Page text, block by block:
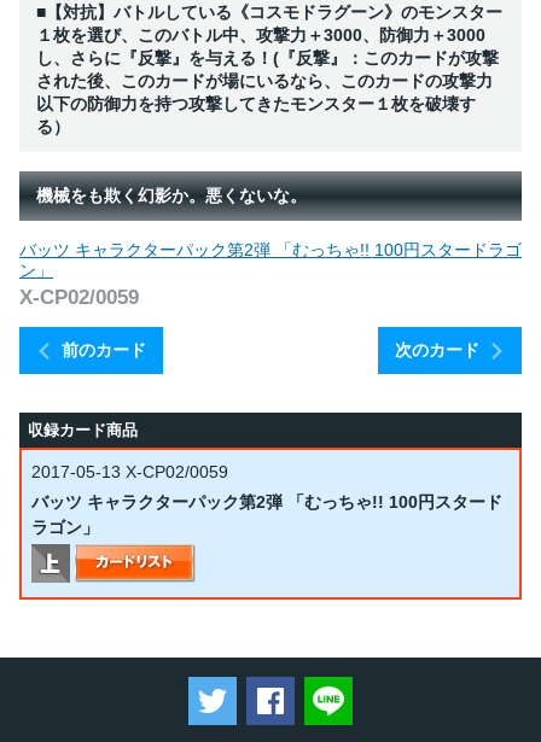
■【対抗】バトルしている《コスモドラグーン》のモンスター
１枚を選び、このバトル中、攻撃力＋3000、防御力＋3000
し、さらに『反撃』を与える！(『反撃』：このカードが攻撃
された後、このカードが場にいるなら、このカードの攻撃力
以下の防御力を持つ攻撃してきたモンスター１枚を破壊す
る）
機械をも欺く幻影か。悪くないな。
前のカード
バッツ キャラクターパック第2弾 「むっちゃ!! 100円スタードラゴ
ン」
X-CP02/0059
次のカード
収録カード商品
2017-05-13 X-CP02/0059
バッツ キャラクターパック第2弾 「むっちゃ!! 100円スタード
ラゴン」
ツイートするFacebookでシェアする